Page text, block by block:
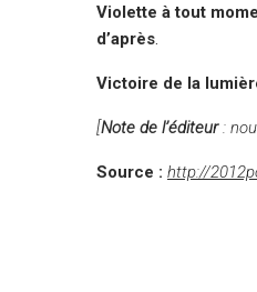
Violette à tout
d’après
Victoire de la
[Note de l’éditeur:
Source : http://